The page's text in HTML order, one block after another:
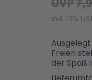
UVP
Inkl. 19%
Freien
der Spaß